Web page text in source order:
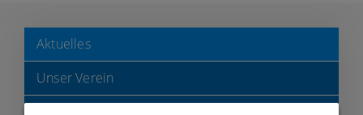
Aktuelles
Unser Verein